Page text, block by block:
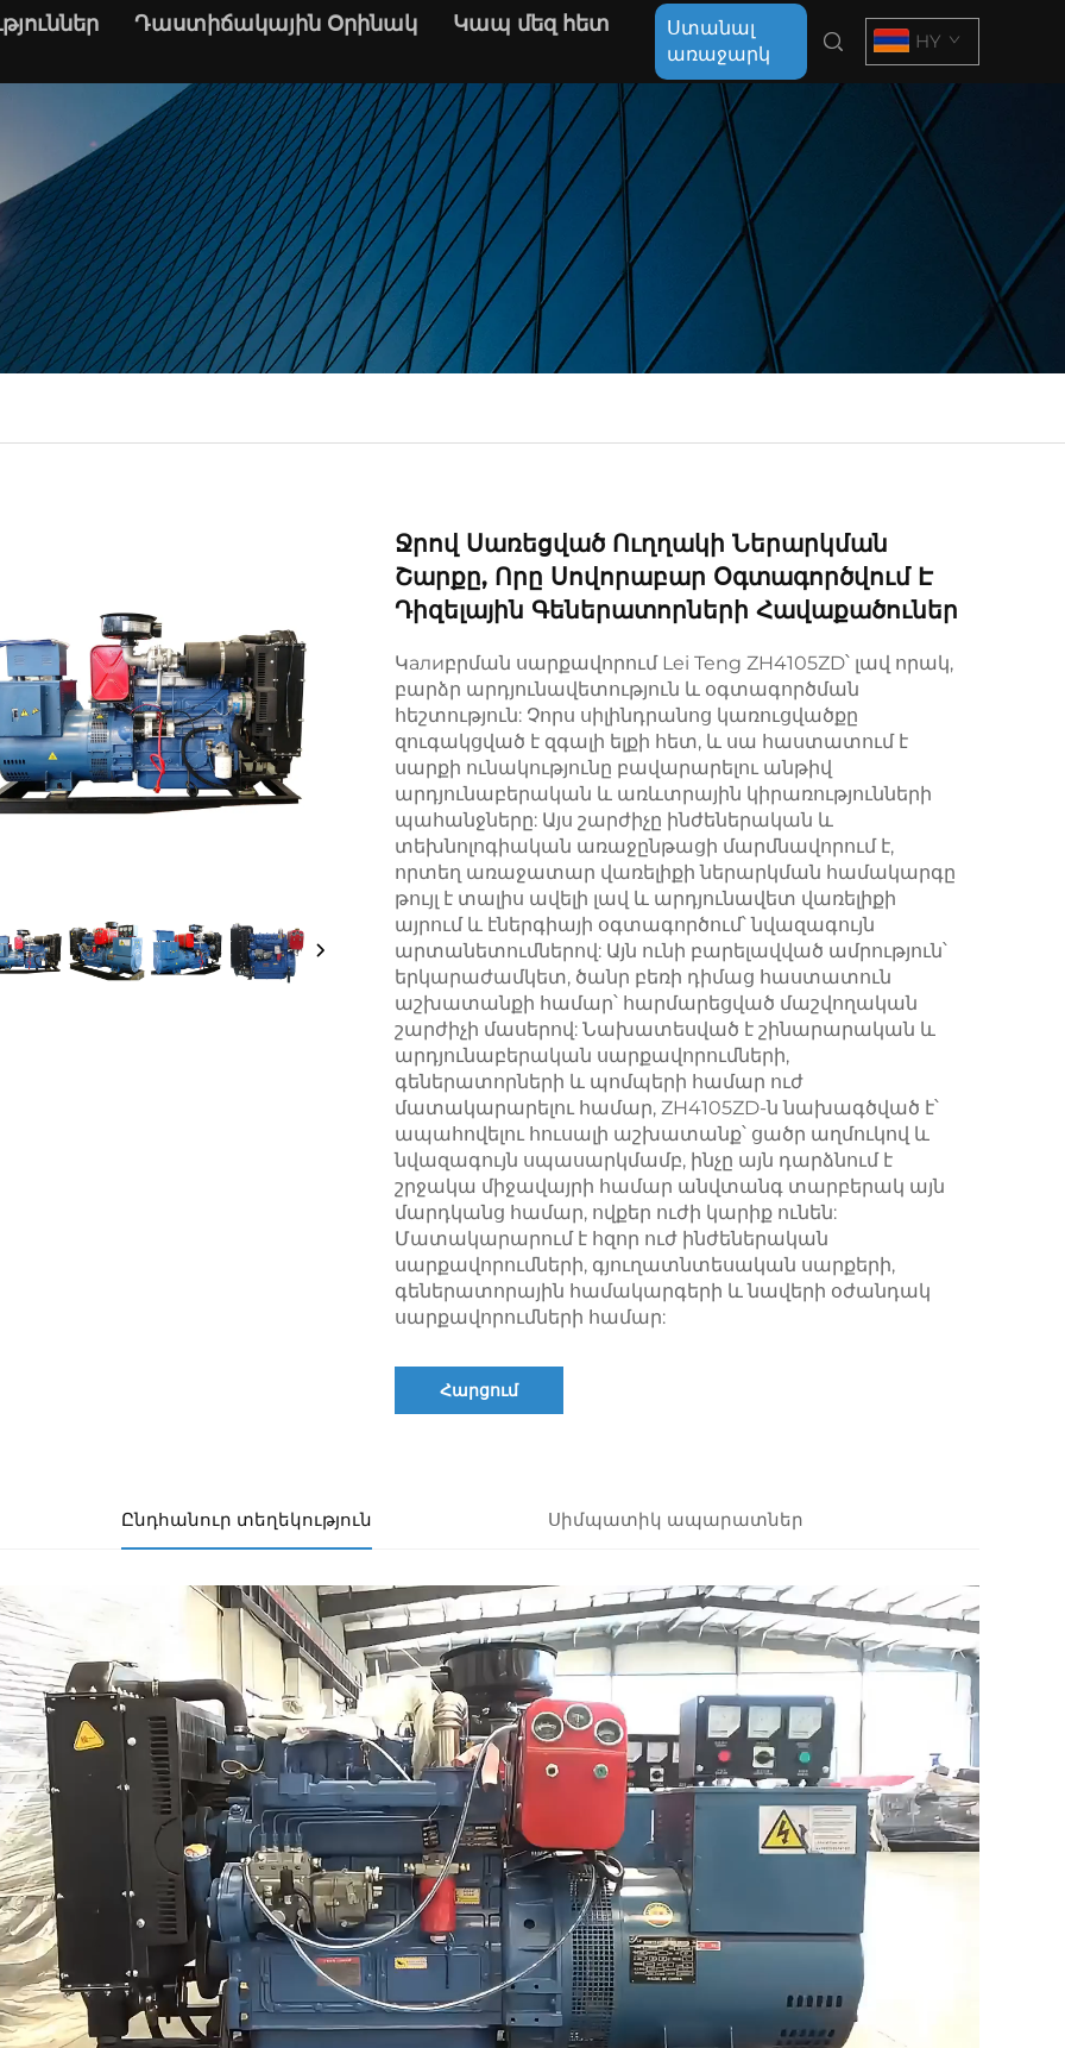
Դաստիճակային Օրինակ
Կապ մեզ հետ
Ստանալ
առաջարկ
HY
Ջրով Սառեցված Ուղղակի Ներարկման
Շարքը, Որը Սովորաբար Օգտագործվում Է
Դիզելային Գեներատորների Հավաքածուներ
Կалиբրման սարքավորում Lei Teng ZH4105ZD՝ լավ որակ,
բարձր արդյունավետություն և օգտագործման
հեշտություն: Չորս սիլինդրանոց կառուցվածքը
զուգակցված է զգալի ելքի հետ, և սա հաստատում է
սարքի ունակությունը բավարարելու անթիվ
արդյունաբերական և առևտրային կիրառությունների
պահանջները: Այս շարժիչը ինժեներական և
տեխնոլոգիական առաջընթացի մարմնավորում է,
որտեղ առաջատար վառելիքի ներարկման համակարգը
թույլ է տալիս ավելի լավ և արդյունավետ վառելիքի
այրում և էներգիայի օգտագործում՝ նվազագույն
արտանետումներով: Այն ունի բարելավված ամրություն՝
երկարաժամկետ, ծանր բեռի դիմաց հաստատուն
աշխատանքի համար՝ հարմարեցված մաշվողական
շարժիչի մասերով: Նախատեսված է շինարարական և
արդյունաբերական սարքավորումների,
գեներատորների և պոմպերի համար ուժ
մատակարարելու համար, ZH4105ZD-ն նախագծված է՝
ապահովելու հուսալի աշխատանք՝ ցածր աղմուկով և
նվազագույն սպասարկմամբ, ինչը այն դարձնում է
շրջակա միջավայրի համար անվտանգ տարբերակ այն
մարդկանց համար, ովքեր ուժի կարիք ունեն:
Մատակարարում է հզոր ուժ ինժեներական
սարքավորումների, գյուղատնտեսական սարքերի,
գեներատորային համակարգերի և նավերի օժանդակ
սարքավորումների համար:
Հարցում
Ընդհանուր տեղեկություն Սիմպատիկ ապարատներ